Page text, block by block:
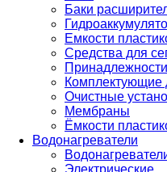
Баки
Емкости
Средства для
Комплектующие
Очистные
Мембраны
Ёмкости
Водонагреватели